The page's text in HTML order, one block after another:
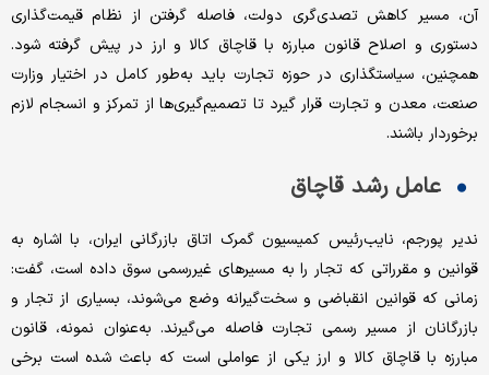
آن، مسیر کاهش تصدی‌گری دولت، فاصله گرفتن از نظام قیمت‌گذاری
دستوری و اصلاح قانون مبارزه با قاچاق کالا و ارز در پیش گرفته شود.
همچنین، سیاستگذاری در حوزه تجارت باید به‌طور کامل در اختیار وزارت
صنعت، معدن و تجارت قرار گیرد تا تصمیم‌گیری‌ها از تمرکز و انسجام لازم
برخوردار باشند.
عامل رشد قاچاق
ندیر پورجم، نایب‌رئیس کمیسیون گمرک اتاق بازرگانی ایران، با اشاره به
قوانین و مقرراتی که تجار را به مسیرهای غیررسمی سوق داده است، گفت:
زمانی که قوانین انقباضی و سخت‌گیرانه وضع می‌شوند، بسیاری از تجار و
بازرگانان از مسیر رسمی تجارت فاصله می‌گیرند. به‌عنوان نمونه، قانون
مبارزه با قاچاق کالا و ارز یکی از عواملی است که باعث شده است برخی